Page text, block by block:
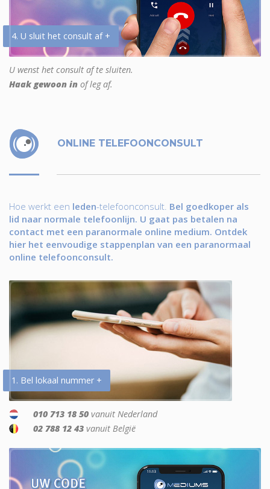
4. U sluit het consult af +
U wenst het consult af te sluiten.
Haak gewoon in of leg af.
ONLINE TELEFOONCONSULT
Hoe werkt een leden-telefoonconsult. Bel goedkoper als
lid naar normale telefoonlijn. U gaat pas betalen na
contact met een paranormale online medium. Ontdek
hier het eenvoudige stappenplan van een paranormaal
online telefoonconsult.
1. Bel lokaal nummer +
010 713 18 50 vanuit Nederland
02 788 12 43 vanuit België